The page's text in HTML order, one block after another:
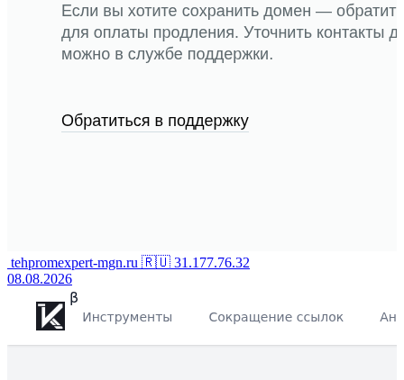
tehpromexpert-mgn.ru 🇷🇺 31.177.76.32
08.08.2026